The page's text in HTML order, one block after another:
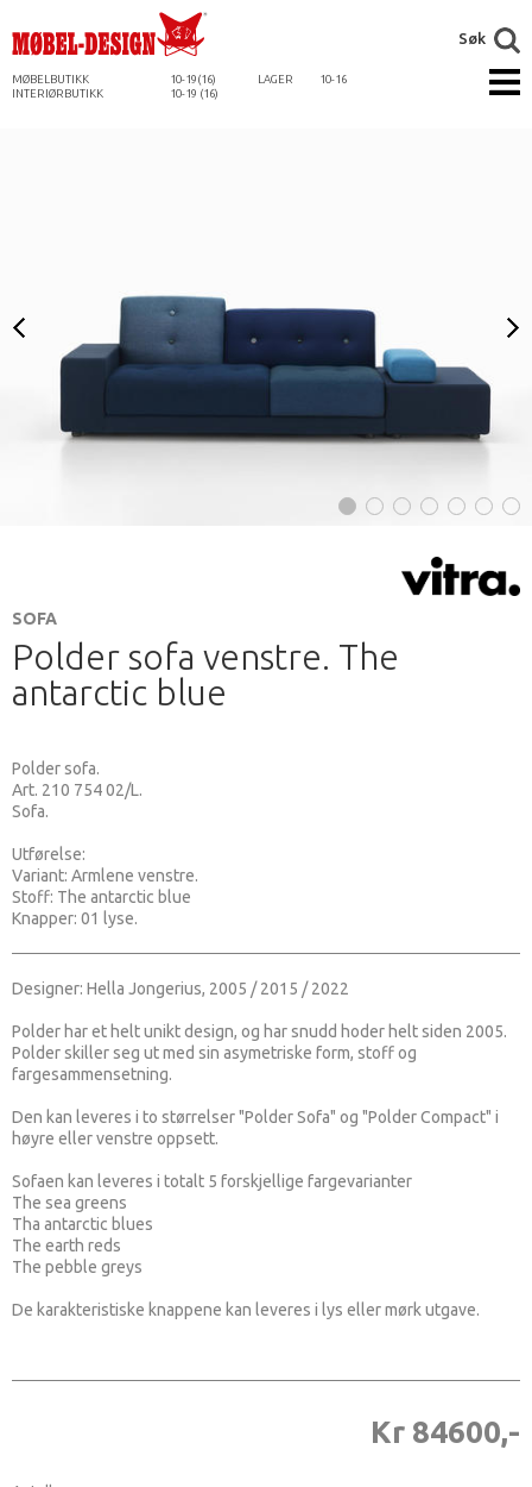
MØBELBUTIKK 10-19(16) LAGER
10-16
INTERIØRBUTIKK
10-19 (16)
Søk
SOFA
Polder sofa venstre. The
antarctic blue
Polder sofa.
Art. 210 754 02/L.
Sofa.
Utførelse:
Variant: Armlene venstre.
Stoff: The antarctic blue
Knapper: 01 lyse.
Designer: Hella Jongerius, 2005 / 2015 / 2022
Polder har et helt unikt design, og har snudd hoder helt siden 2005.
Polder skiller seg ut med sin asymetriske form, stoff og
fargesammensetning.
Den kan leveres i to størrelser "Polder Sofa" og "Polder Compact" i
høyre eller venstre oppsett.
Sofaen kan leveres i totalt 5 forskjellige fargevarianter
The sea greens
Tha antarctic blues
The earth reds
The pebble greys
De karakteristiske knappene kan leveres i lys eller mørk utgave.
Kr 84600,-